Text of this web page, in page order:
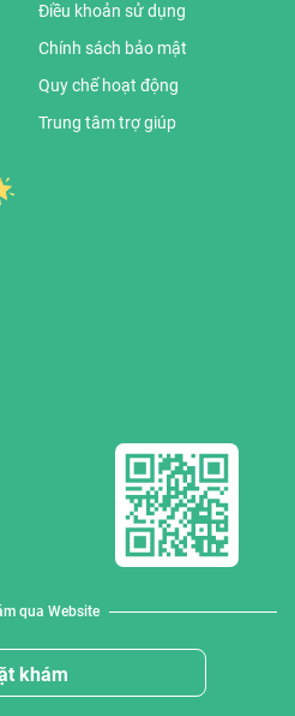
Điều khoản sử dụng
Chính sách bảo mật
Quy chế hoạt động
Trung tâm trợ giúp
qua Website
khám